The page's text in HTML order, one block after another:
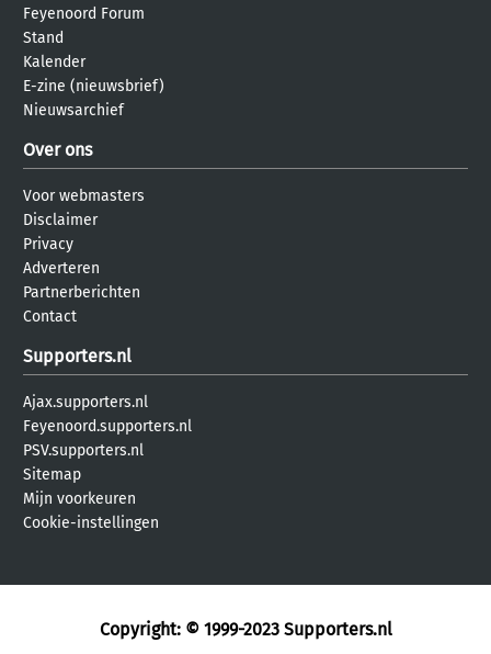
Feyenoord Forum
Stand
Kalender
E-zine (nieuwsbrief)
Nieuwsarchief
Over ons
Voor webmasters
Disclaimer
Privacy
Adverteren
Partnerberichten
Contact
Supporters.nl
Ajax.supporters.nl
Feyenoord.supporters.nl
PSV.supporters.nl
Sitemap
Mijn voorkeuren
Cookie-instellingen
Copyright: © 1999-2023 Supporters.nl